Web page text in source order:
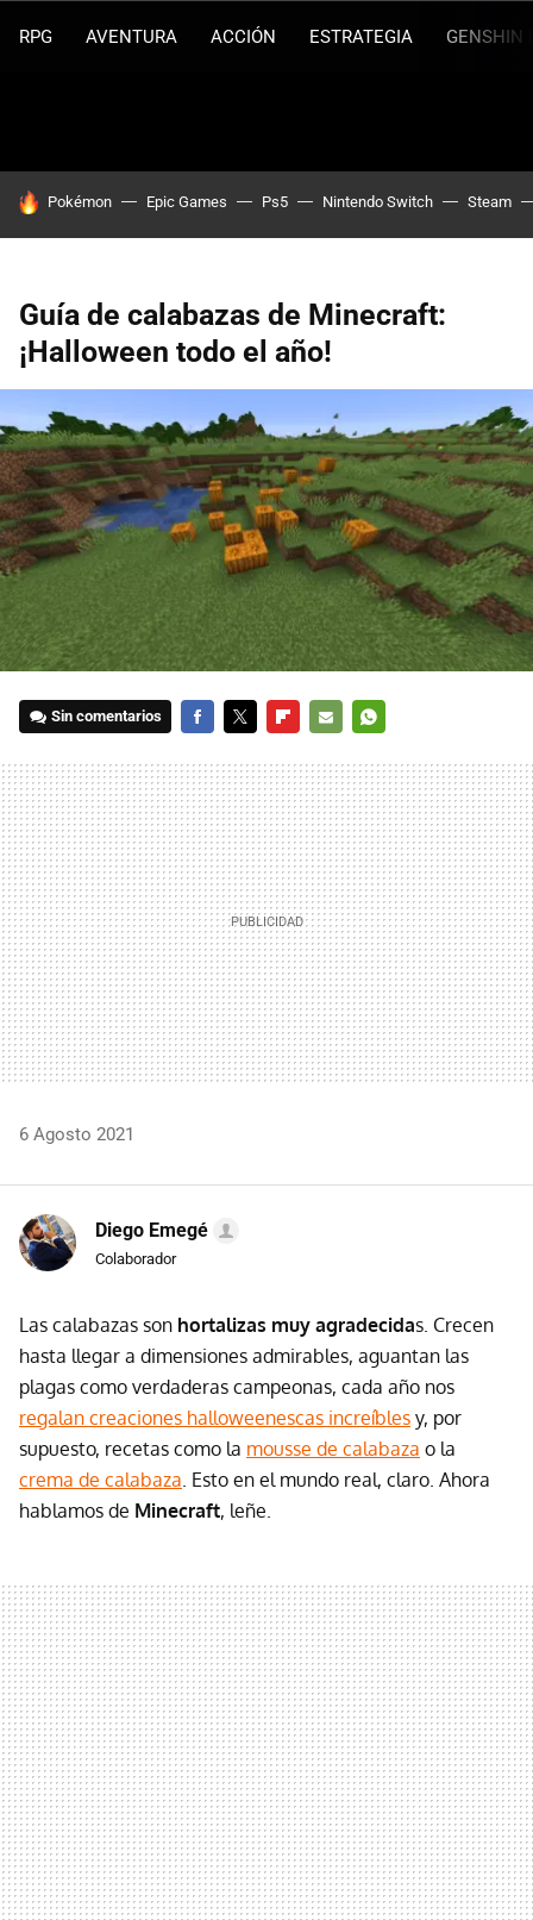
RPG AVENTURA ACCIÓN ESTRATEGIA GENSHIN
HOY SE HABLA DE
Pokémon Epic Games Ps5 Nintendo Switch Steam
Guía de calabazas de Minecraft:
¡Halloween todo el año!
Sin comentarios
MAIL
6 Agosto 2021
Diego Emegé
Colaborador
Las calabazas son hortalizas muy agradecidas. Crecen
hasta llegar a dimensiones admirables, aguantan las
plagas como verdaderas campeonas, cada año nos
regalan creaciones halloweenescas increíbles y, por
supuesto, recetas como la mousse de calabaza o la
crema de calabaza . Esto en el mundo real, claro. Ahora
hablamos de Minecraft, leñe.